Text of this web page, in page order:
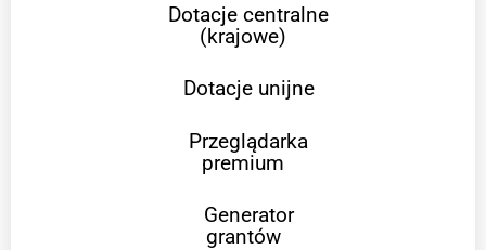
Dotacje centralne
(krajowe)
Dotacje unijne
Przeglądarka
premium
Generator
grantów